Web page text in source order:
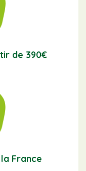
de 390€
France